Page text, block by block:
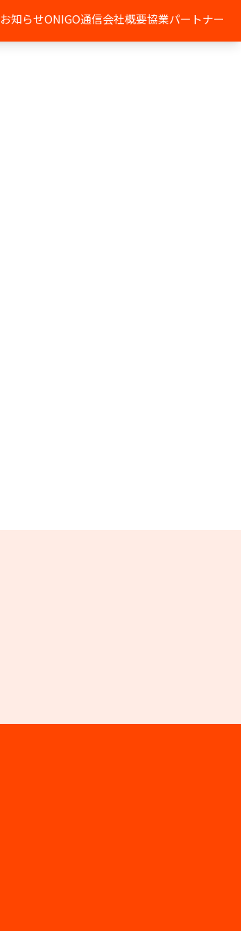
お知らせONIGO通信会社概要協業パートナー